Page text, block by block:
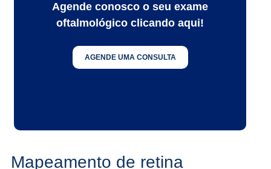
Agende conosco o seu exame
oftalmológico clicando aqui!
AGENDE UMA CONSULTA
Mapeamento de retina